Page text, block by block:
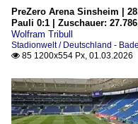
PreZero Arena Sinsheim |
Pauli 0:1 | Zuschauer: 27.786
Wolfram Tribull
Stadionwelt / Deutschland -
 85 1200x554 Px, 01.03.2026